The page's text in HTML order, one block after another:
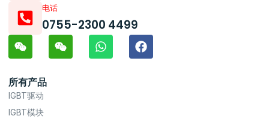
电话
0755-2300 4499
所有产品
IGBT驱动
IGBT模块